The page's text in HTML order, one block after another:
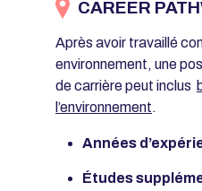
CAREER
Après avoir travaillé
environnement, une
de carrière peut inclus
l’environnement.
Années
Études